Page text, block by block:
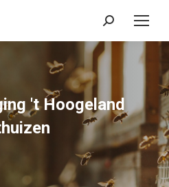
Zoeken:
't Hoogeland